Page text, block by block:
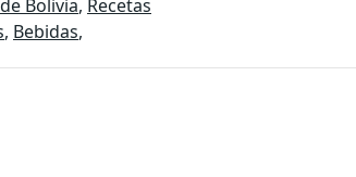
Bolivia, Recetas
, Bebidas,